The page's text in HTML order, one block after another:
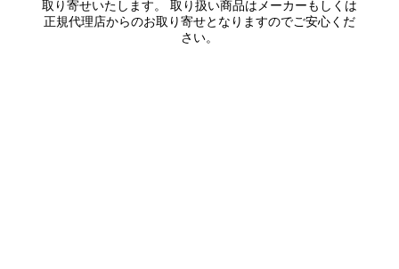
取り寄せいたします。 取り扱い商品はメーカーもしくは
正規代理店からのお取り寄せとなりますのでご安心くだ
さい。